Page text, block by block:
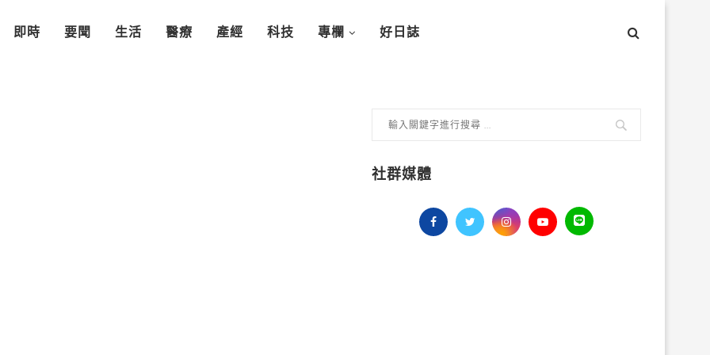
即時 要聞 生活 醫療 產經 科技 專欄 好日誌
社群媒體